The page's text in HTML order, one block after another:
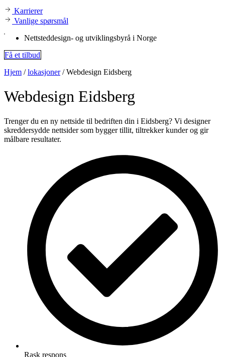
Karrierer
Vanlige spørsmål
Nettsteddesign- og utviklingsbyrå i Norge
Få et tilbud
Hjem /lokasjoner/Webdesign Eidsberg
Webdesign Eidsberg
Trenger du en ny nettside til bedriften din i Eidsberg? Vi designer
skreddersydde nettsider som bygger tillit, tiltrekker kunder og gir
målbare resultater.
Rask respons